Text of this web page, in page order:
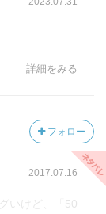
物の怪が
犬の話声を聞
詳細をみる
フォロー
2017.07.16
いけど、「50